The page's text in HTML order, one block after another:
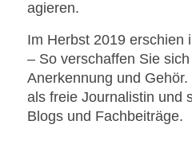
agieren.
Im Herbst 2019 erschien
– So verschaffen Sie
Anerkennung und
als freie Journalistin und
Blogs und Fachbeiträge.